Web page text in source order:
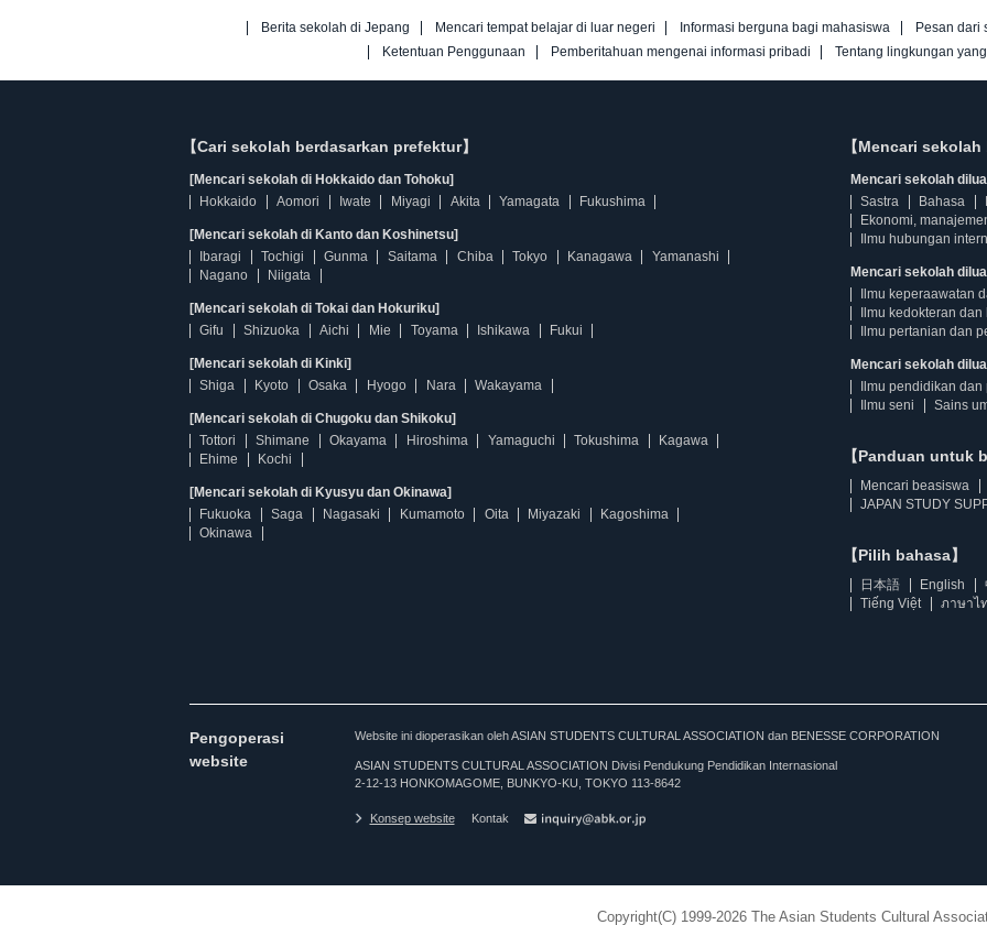
Berita sekolah di Jepang Mencari tempat belajar di luar negeri Informasi berguna bagi mahasiswa
Pesan dari
Ketentuan Penggunaan
Pemberitahuan mengenai informasi pribadi Tentang lingkungan
【Cari sekolah berdasarkan prefektur】
[Mencari sekolah di Hokkaido dan Tohoku]
Hokkaido
Aomori Iwate Miyagi Akita Yamagata Fukushima
[Mencari sekolah di Kanto dan Koshinetsu]
Ibaragi
Tochigi Gunma Saitama Chiba Tokyo Kanagawa
Yamanashi
Nagano
Niigata
[Mencari sekolah di Tokai dan Hokuriku]
Gifu
Shizuoka Aichi Mie Toyama Ishikawa Fukui
[Mencari sekolah di Kinki]
Shiga
Kyoto Osaka Hyogo Nara Wakayama
[Mencari sekolah di Chugoku dan Shikoku]
Tottori
Shimane Okayama Hiroshima Yamaguchi Tokushima
Kagawa
Ehime
Kochi
[Mencari sekolah di Kyusyu dan Okinawa]
Fukuoka
Saga Nagasaki Kumamoto Oita Miyazaki
Kagoshima
Okinawa
【Mencari
Mencari sekolah
Sastra
Bahasa
Ekonomi,
Ilmu hubungan
Mencari sekolah
Ilmu keperaawatan
Ilmu kedokteran
Ilmu pertanian dan
Mencari sekolah
Ilmu pendidikan
Ilmu seni
Sains
【Panduan untuk
Mencari beasiswa
JAPAN STUDY
【Pilih bahasa】
日本語 English
Tiếng Việt
ภาษาไ
Pengoperasi
website
Website ini dioperasikan oleh ASIAN STUDENTS CULTURAL ASSOCIATION dan BENESSE CORPORATION
ASIAN STUDENTS CULTURAL ASSOCIATION Divisi Pendukung Pendidikan Internasional
2-12-13 HONKOMAGOME, BUNKYO-KU, TOKYO 113-8642
Konsep website Kontak
Copyright(C) 1999-2026 The Asian Students Cultural